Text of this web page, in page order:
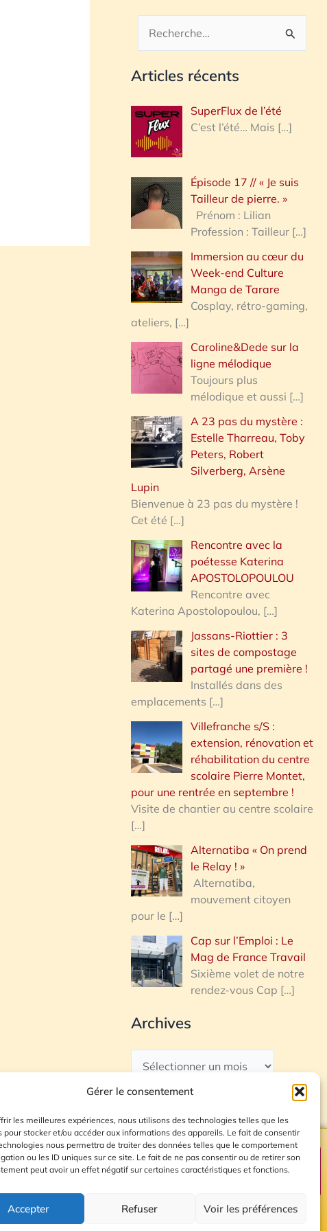
Gérer le consentement
les meilleures expériences, nous utilisons des technologies telles que les
pour stocker et/ou accéder aux informations des appareils. Le fait de consentir
nous permettra de traiter des données telles que le comportement
ou les ID uniques sur ce site. Le fait de ne pas consentir ou de retirer son
peut avoir un effet négatif sur certaines caractéristiques et fonctions.
Accepter Refuser Voir les préférences
c
h
r
h
e
:
Articles récents
SuperFlux de l’été
C’est l’été… Mais […]
Épisode 17 // « Je suis
Tailleur de pierre. »
Prénom : Lilian
Profession : Tailleur […]
Immersion au cœur du
Week-end Culture
Manga de Tarare
Cosplay, rétro-gaming,
ateliers, […]
Caroline&Dede sur la
ligne mélodique
Toujours plus
mélodique et aussi […]
A 23 pas du mystère :
Estelle Tharreau, Toby
Peters, Robert
Silverberg, Arsène
Lupin
Bienvenue à 23 pas du mystère !
Cet été […]
Rencontre avec la
poétesse Katerina
APOSTOLOPOULOU
Rencontre avec
Katerina Apostolopoulou, […]
Jassans-Riottier : 3
sites de compostage
partagé une première !
Installés dans des
emplacements […]
Villefranche s/S :
extension, rénovation et
réhabilitation du centre
scolaire Pierre Montet,
pour une rentrée en septembre !
Visite de chantier au centre scolaire
[…]
Alternatiba « On prend
le Relay ! »
Alternatiba,
mouvement citoyen
pour le […]
Cap sur l’Emploi : Le
Mag de France Travail
Sixième volet de notre
rendez-vous Cap […]
Archives
Plan du site